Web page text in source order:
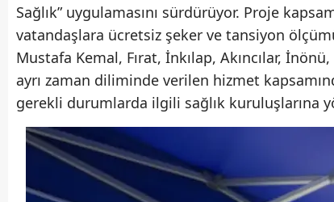
Sağlık” uygulamasını sürdürüyor. Proje
vatandaşlara ücretsiz şeker ve tansiyon
Mustafa Kemal, Fırat, İnkılap, Akıncılar,
ayrı zaman diliminde verilen hizmet
gerekli durumlarda ilgili sağlık kuruluşlarına